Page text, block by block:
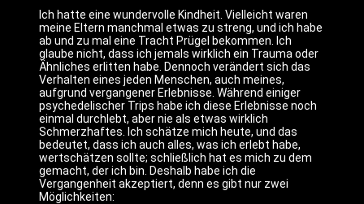
Ich hatte eine wundervolle Kindheit. Vielleicht waren
meine Eltern manchmal etwas zu streng, und ich habe
ab und zu mal eine Tracht Prügel bekommen. Ich
glaube nicht, dass ich jemals wirklich ein Trauma oder
Ähnliches erlitten habe. Dennoch verändert sich das
Verhalten eines jeden Menschen, auch meines,
aufgrund vergangener Erlebnisse. Während einiger
psychedelischer Trips habe ich diese Erlebnisse noch
einmal durchlebt, aber nie als etwas wirklich
Schmerzhaftes. Ich schätze mich heute, und das
bedeutet, dass ich auch alles, was ich erlebt habe,
wertschätzen sollte; schließlich hat es mich zu dem
gemacht, der ich bin. Deshalb habe ich die
Vergangenheit akzeptiert, denn es gibt nur zwei
Möglichkeiten: